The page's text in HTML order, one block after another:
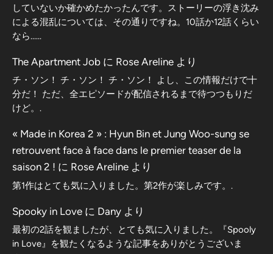
していないか確かめたかったんです。ストーリーの浮き沈み
による混乱については、その通りですね。10話か12話くらい
なら……
The Apartment Job に Rose Areline より
チ・ソン！ チ・ソン！ チ・ソン！ よし、この情報だけで十
分だ！ ただ、全エピソードが配信されるまで待つつもりだ
けど。.
« Made in Korea 2 » : Hyun Bin et Jung Woo-sung se
retrouvent face à face dans le premier teaser de la
saison 2 ! に Rose Areline より
第1作はとても気に入りました。第2作が楽しみです。.
Spooky in Love に Dany より
最初の2話を観ましたが、とても気に入りました。『Spooly
in Love』を観たくなるような記事をありがとうございま